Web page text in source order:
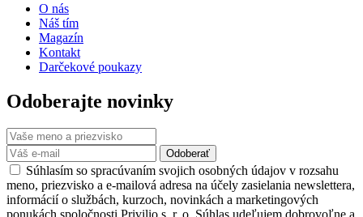
O nás
Náš tím
Magazín
Kontakt
Darčekové poukazy
Odoberajte novinky
Odoberať
Súhlasím so spracúvaním svojich osobných údajov v rozsahu
meno, priezvisko a e-mailová adresa na účely zasielania newslettera,
informácií o službách, kurzoch, novinkách a marketingových